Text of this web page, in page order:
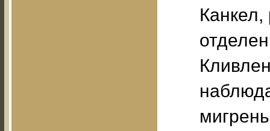
Канкел,